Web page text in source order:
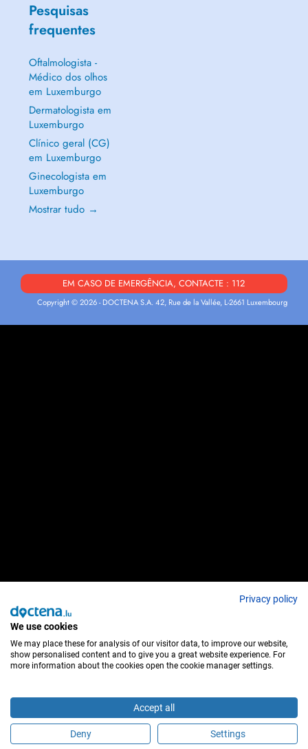
É este profissional de saúde?
Pesquisas
frequentes
Oftalmologista -
Médico dos olhos
em Luxemburgo
Dermatologista em
Luxemburgo
Clínico geral (CG)
em Luxemburgo
Ginecologista em
Luxemburgo
Mostrar tudo →
EM CASO DE EMERGÊNCIA, CONTACTE : 112
Copyright © 2026 - DOCTENA S.A. 42, Rue de la Vallée, L-2661 Luxembourg
Privacy policy
We use cookies
We may place these for analysis of our visitor data, to improve our website,
show personalised content and to give you a great website experience. For
more information about the cookies open the cookie manager settings.
Accept all
Deny Settings